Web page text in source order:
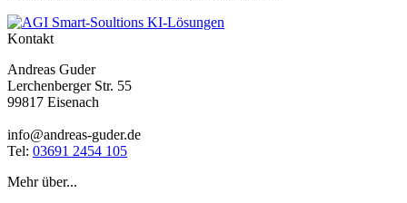
Kontakt
Andreas Guder
Lerchenberger Str. 55
99817 Eisenach
info@andreas-guder.de
Tel: 03691 2454 105
Mehr über...